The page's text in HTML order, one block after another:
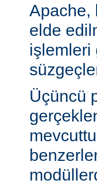
Apache,
elde
işlemleri
Üçüncü